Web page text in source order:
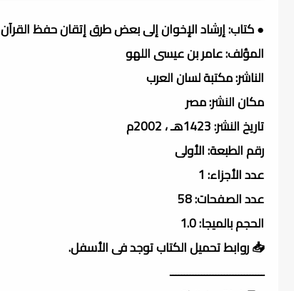
● كتاب: إرشاد الإخوان إلى بعض طرق إتقان حفظ القرآن
المؤلف: عامر بن عيسى اللهو
الناشر: مكتبة لسان العرب
مكان النشر: مصر
تاريخ النشر: 1423هـ ، 2002م
رقم الطبعة: الأولى
عدد الأجزاء: 1
عدد الصفحات: 58
الحجم بالميجا: 1.0
📥 روابط تحميل الكتاب توجد فى الأسفل.
ـــــــــــــــــــــــــــــــــ